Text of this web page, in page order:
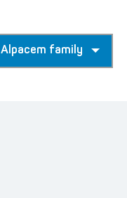
Alpacem family